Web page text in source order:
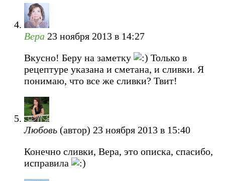
Вера 23 ноября 2013 в 14:27
Вкусно! Беру на заметку
Только в
рецептуре указана и сметана, и сливки. Я
понимаю, что все же сливки? Твит!
Любовь (автор) 23 ноября 2013 в 15:40
Конечно сливки, Вера, это описка, спасибо,
исправила